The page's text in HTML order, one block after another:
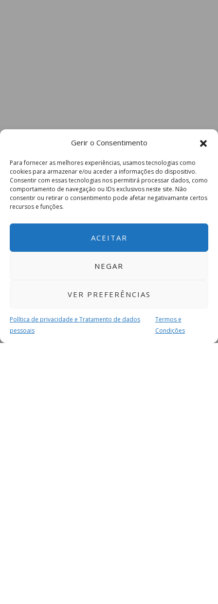
Gerir o Consentimento
Para fornecer as melhores experiências, usamos tecnologias como
cookies para armazenar e/ou aceder a informações do dispositivo.
Consentir com essas tecnologias nos permitirá processar dados, como
comportamento de navegação ou IDs exclusivos neste site. Não
consentir ou retirar o consentimento pode afetar negativamante certos
recursos e funções.
ACEITAR
NEGAR
VER PREFERÊNCIAS
Política de privacidade e Tratamento de dados
pessoais
Termos e
Condições